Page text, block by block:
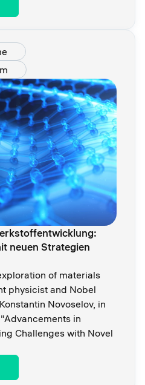
neuen Strategien
of materials
physicist and Nobel
Novoselov, in
in
Challenges with Novel